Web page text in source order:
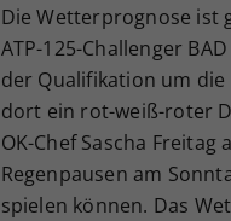
Die Wetterprognose ist
ATP-125-Challenger
der Qualifikation um
dort ein rot-weiß-roter
OK-Chef Sascha
Regenpausen am
spielen können. Das